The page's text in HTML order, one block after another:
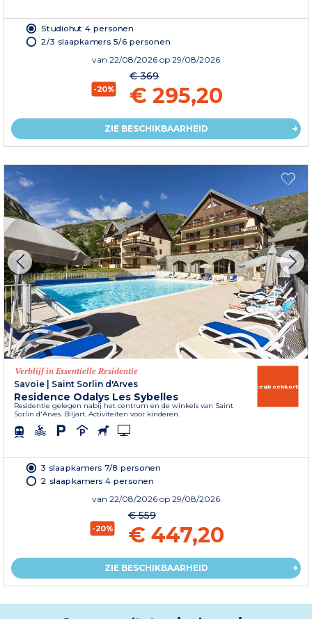
Studiohut 4 personen
2/3 slaapkamers 5/6 personen
van 22/08/2026 op 29/08/2026
-20%
€ 369
€ 295,20
ZIE BESCHIKBAARHEID
Verblijf in Essentielle Residentie
Savoie | Saint Sorlin d'Arves
Residence Odalys Les Sybelles
Residentie gelegen nabij het centrum en de winkels van Saint
Sorlin d'Arves. Biljart. Activiteiten voor kinderen.
Vroegboekkorting
3 slaapkamers 7/8 personen
2 slaapkamers 4 personen
van 22/08/2026 op 29/08/2026
-20%
€ 559
€ 447,20
ZIE BESCHIKBAARHEID